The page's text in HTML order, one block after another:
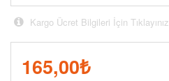
Kargo Ücret Bilgileri İçin Tıklayınız
165,00₺